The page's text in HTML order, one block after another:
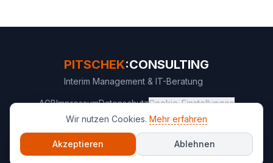
PITSCHEK:CONSULTING
Interim Management & IT-Beratung
AGBImpressumDatenschutzCookie-Einstellungen
©2026PITSCHEK:CONSULTING. Alle Rechte vorbehalten.
Wir nutzen Cookies. Mehr erfahren
Akzeptieren Ablehnen